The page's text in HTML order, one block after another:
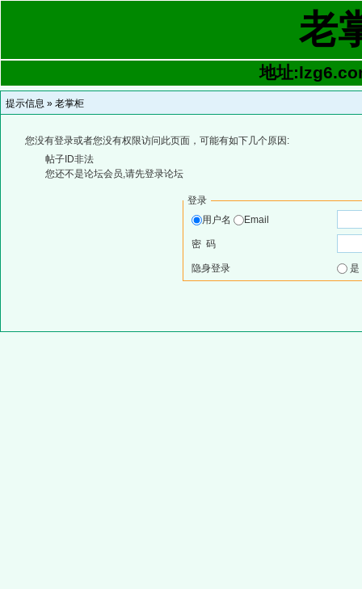
老
地址
提示信息 » 老掌柜
您没有登录或者您没有权限访问此页面，可能有如下几个原因:
帖子ID非法
您还不是论坛会员,请先登录论坛
登录
用户名
Email
密 码
隐身登录